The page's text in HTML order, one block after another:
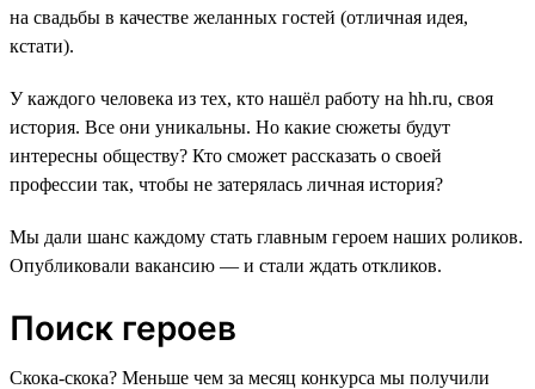
на свадьбы в качестве желанных гостей (отличная идея,
кстати).
У каждого человека из тех, кто нашёл работу на hh.ru, своя
история. Все они уникальны. Но какие сюжеты будут
интересны обществу? Кто сможет рассказать о своей
профессии так, чтобы не затерялась личная история?
Мы дали шанс каждому стать главным героем наших роликов.
Опубликовали вакансию — и стали ждать откликов.
Поиск героев
Скока-скока? Меньше чем за месяц конкурса мы получили